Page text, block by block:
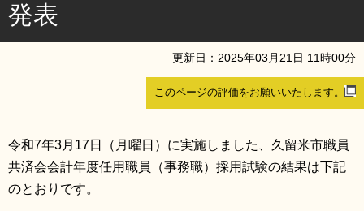
サイトマップ
閉じる
発表
更新日： 2025年03 月 21 日 11時00分
このページの評価をお願いいたします。
令和7年3月17日（月曜日）に実施しました、久留米市職員
共済会会計年度任用職員（事務職）採用試験の結果は下記
のとおりです。